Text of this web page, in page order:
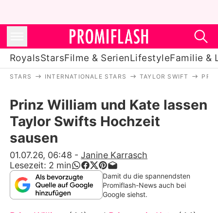
RoyalsStarsFilme & SerienLifestyleFamilie &
Stars
Filme & Serien
Lifestyle
Familie & Liebe
Promiflash Exklusiv
STARS INTERNATIONALE STARS TAYLOR SWIFT
Prinz William und Kate lassen
Taylor Swifts Hochzeit
sausen
01.07.26, 06:48 - Janine Karrasch
Lesezeit: 2 min
Damit du die spannendsten
Promiflash-News auch bei
Google siehst.